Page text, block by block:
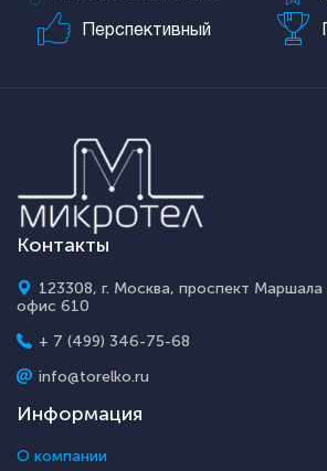
Перспективный
Контакты
123308, г. Москва, проспект
офис 610
+ 7 (499) 346-75-68
info@torelko.ru
Информация
О компании